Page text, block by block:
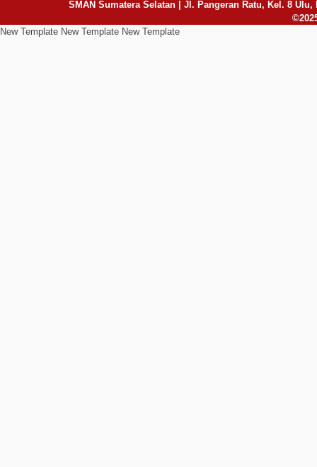
SMAN Sumatera Selatan | Jl. Pangeran Ratu, Kel. 8 Ulu,
New Template New Template New Template